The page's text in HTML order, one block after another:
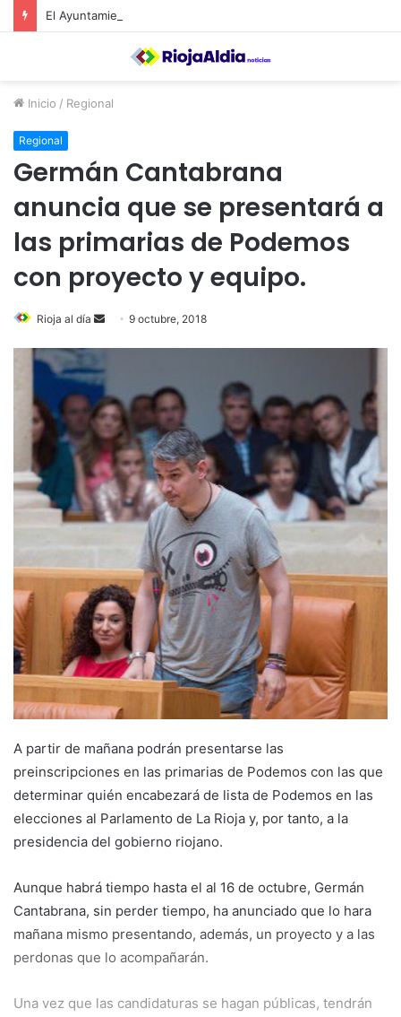
Inicio / Regional
Regional
Germán Cantabrana
anuncia que se presentará a
las primarias de Podemos
con proyecto y equipo.
Rioja al día
a
n
e
m
a
i
9 octubre, 2018
A partir de mañana podrán presentarse las
preinscripciones en las primarias de Podemos con las que
determinar quién encabezará de lista de Podemos en las
elecciones al Parlamento de La Rioja y, por tanto, a la
presidencia del gobierno riojano.
Aunque habrá tiempo hasta el al 16 de octubre, Germán
Cantabrana, sin perder tiempo, ha anunciado que lo hara
mañana mismo presentando, además, un proyecto y a las
perdonas que lo acompañarán.
Una vez que las candidaturas se hagan públicas, tendrán